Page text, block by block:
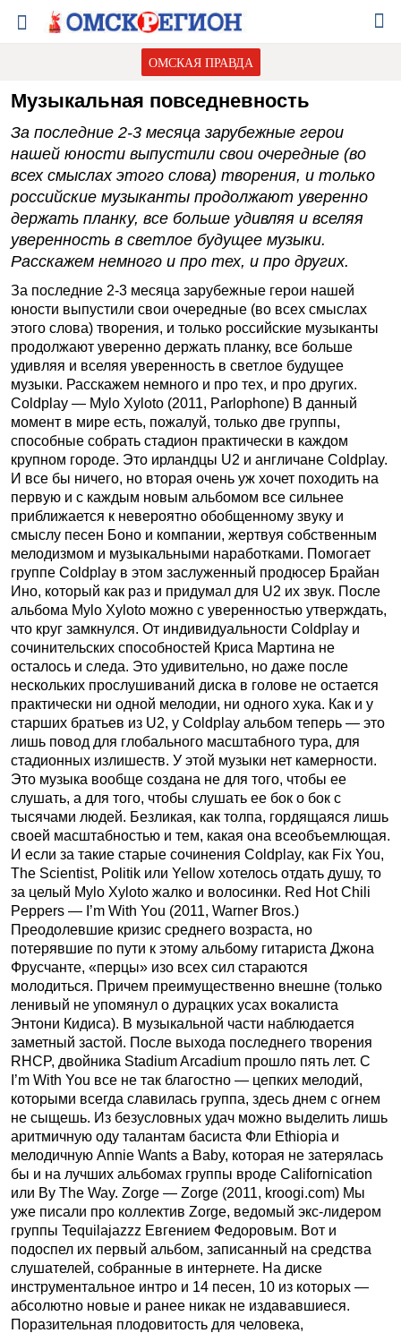
ОМСКАЯ ПРАВДА
Музыкальная повседневность
За последние 2-3 месяца зарубежные герои
нашей юности выпустили свои очередные (во
всех смыслах этого слова) творения, и только
российские музыканты продолжают уверенно
держать планку, все больше удивляя и вселяя
уверенность в светлое будущее музыки.
Расскажем немного и про тех, и про других.
За последние 2-3 месяца зарубежные герои нашей
юности выпустили свои очередные (во всех смыслах
этого слова) творения, и только российские музыканты
продолжают уверенно держать планку, все больше
удивляя и вселяя уверенность в светлое будущее
музыки. Расскажем немного и про тех, и про других.
Coldplay — Mylo Xyloto (2011, Parlophone) В данный
момент в мире есть, пожалуй, только две группы,
способные собрать стадион практически в каждом
крупном городе. Это ирландцы U2 и англичане Coldplay.
И все бы ничего, но вторая очень уж хочет походить на
первую и с каждым новым альбомом все сильнее
приближается к невероятно обобщенному звуку и
смыслу песен Боно и компании, жертвуя собственным
мелодизмом и музыкальными наработками. Помогает
группе Coldplay в этом заслуженный продюсер Брайан
Ино, который как раз и придумал для U2 их звук. После
альбома Mylo Xyloto можно с уверенностью утверждать,
что круг замкнулся. От индивидуальности Coldplay и
сочинительских способностей Криса Мартина не
осталось и следа. Это удивительно, но даже после
нескольких прослушиваний диска в голове не остается
практически ни одной мелодии, ни одного хука. Как и у
старших братьев из U2, у Coldplay альбом теперь — это
лишь повод для глобального масштабного тура, для
стадионных излишеств. У этой музыки нет камерности.
Это музыка вообще создана не для того, чтобы ее
слушать, а для того, чтобы слушать ее бок о бок с
тысячами людей. Безликая, как толпа, гордящаяся лишь
своей масштабностью и тем, какая она всеобъемлющая.
И если за такие старые сочинения Coldplay, как Fix You,
The Scientist, Politik или Yellow хотелось отдать душу, то
за целый Mylo Xyloto жалко и волосинки. Red Hot Chili
Peppers — I’m With You (2011, Warner Bros.)
Преодолевшие кризис среднего возраста, но
потерявшие по пути к этому альбому гитариста Джона
Фрусчанте, «перцы» изо всех сил стараются
молодиться. Причем преимущественно внешне (только
ленивый не упомянул о дурацких усах вокалиста
Энтони Кидиса). В музыкальной части наблюдается
заметный застой. После выхода последнего творения
RHCP, двойника Stadium Arcadium прошло пять лет. С
I’m With You все не так благостно — цепких мелодий,
которыми всегда славилась группа, здесь днем с огнем
не сыщешь. Из безусловных удач можно выделить лишь
аритмичную оду талантам басиста Фли Ethiopia и
мелодичную Annie Wants a Baby, которая не затерялась
бы и на лучших альбомах группы вроде Californication
или By The Way. Zorge — Zorge (2011, kroogi.com) Мы
уже писали про коллектив Zorge, ведомый экс-лидером
группы Tequilajazzz Евгением Федоровым. Вот и
подоспел их первый альбом, записанный на средства
слушателей, собранные в интернете. На диске
инструментальное интро и 14 песен, 10 из которых —
абсолютно новые и ранее никак не издававшиеся.
Поразительная плодовитость для человека,